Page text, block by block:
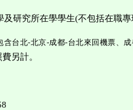
研究所在學學生(不包括在職專
含台北-北京-成都-台北來回機票、
另計。